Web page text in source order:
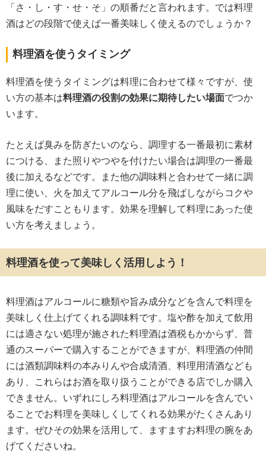
「さ・し・す・せ・そ」の順番だと言われます。では料理
酒はどの段階で使えば一番美味しく使えるのでしょうか？
料理酒を使うタイミング
料理酒を使うタイミングは料理に合わせて様々ですが、使
い方の基本は料理酒の役割の効果に期待したい場面でつか
います。
たとえば臭みを防ぎたいのなら、調理する一番最初に素材
につける、また照りやつやを付けたい場合は調理の一番最
後に加えるなどです。また他の調味料と合わせて一緒に調
理に使い、火を加えてアルコール分を飛ばしながらコクや
風味をだすこともります。効果を理解して料理にあった使
い方を考えましょう。
料理酒を使って美味しく活用しよう！
料理酒はアルコールに糖類や旨み成分などを含んで料理を
美味しく仕上げてくれる調味料です。塩や酢を加えて飲用
には適さない処理が施された料理酒は酒税もかからず、普
通のスーパーで購入することができますが、料理酒の仲間
には酒類調味料の本みりんや合成清酒、料理用清酒なども
あり、これらはお酒を取り扱うことができる店でしか購入
できません。いずれにしろ料理酒はアルコールを含んでい
ることでお料理を美味しくしてくれる効果がたくさんあり
ます。ぜひその効果を活用して、ますますお料理の腕をあ
げてくださいね。